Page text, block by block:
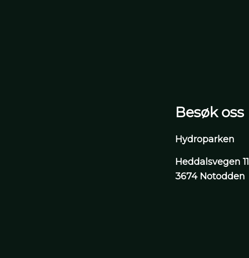
Besøk oss
Hydroparken
Heddalsvegen 11
3674 Notodden